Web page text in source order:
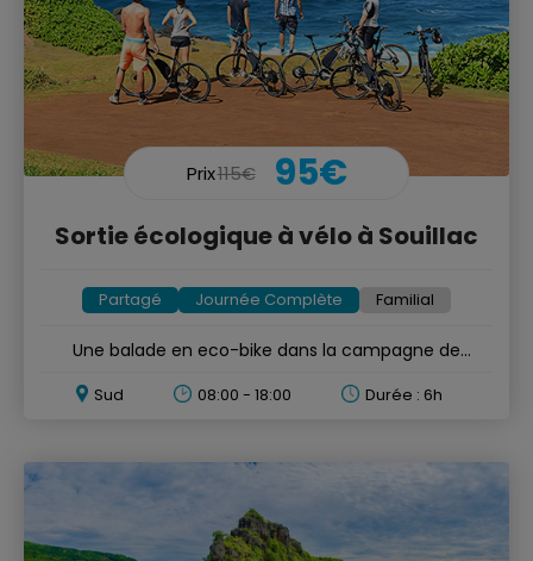
Prix115€ 95€
Sortie écologique à vélo à Souillac
Partagé Journée Complète Familial
Une balade en eco-bike dans la campagne de
Sud 08:00 - 18:00 Durée : 6h